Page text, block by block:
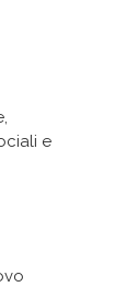
e